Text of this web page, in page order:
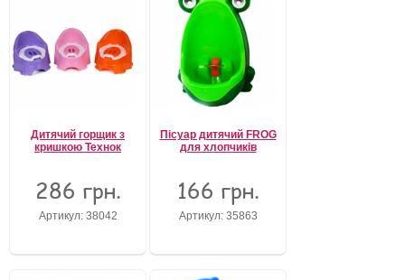
Пароль
Забули своє Ім’я Користувача?
Зареєструватися
Дитячий горщик з
кришкою Технок
286 грн.
Артикул: 38042
Пісуар дитячий FROG
для хлопчиків
166 грн.
Артикул: 35863